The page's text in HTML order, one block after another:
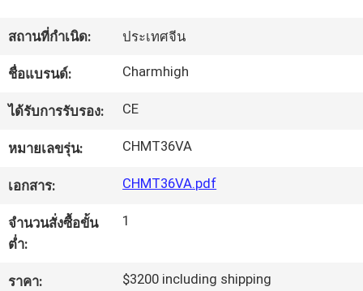
วิดีโอ
เกี่ยว
กับ
เรา
ทัวร์
โรงงาน
สถานที่กำเนิด: ประเทศจีน
ชื่อแบรนด์: Charmhigh
ได้รับการรับรอง: CE
หมายเลขรุ่น: CHMT36VA
เอกสาร: CHMT36VA.pdf
จำนวนสั่งซื้อขั้น
ต่ำ:
1
ราคา: $3200 including shipping